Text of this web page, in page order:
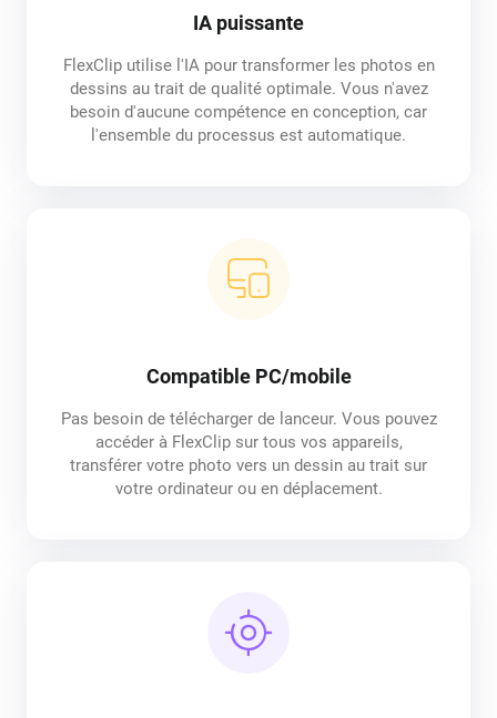
IA puissante
FlexClip utilise l'IA pour transformer les photos en
dessins au trait de qualité optimale. Vous n'avez
besoin d'aucune compétence en conception, car
l'ensemble du processus est automatique.
Compatible PC/mobile
Pas besoin de télécharger de lanceur. Vous pouvez
accéder à FlexClip sur tous vos appareils,
transférer votre photo vers un dessin au trait sur
votre ordinateur ou en déplacement.